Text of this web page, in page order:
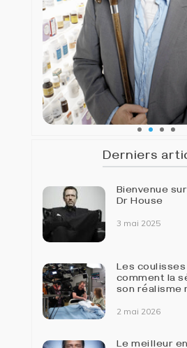
Derniers
Bienvenue
Dr House
3 mai 2025
Les coulisses
comment la
son réalisme
2 mai 2026
Le meilleur